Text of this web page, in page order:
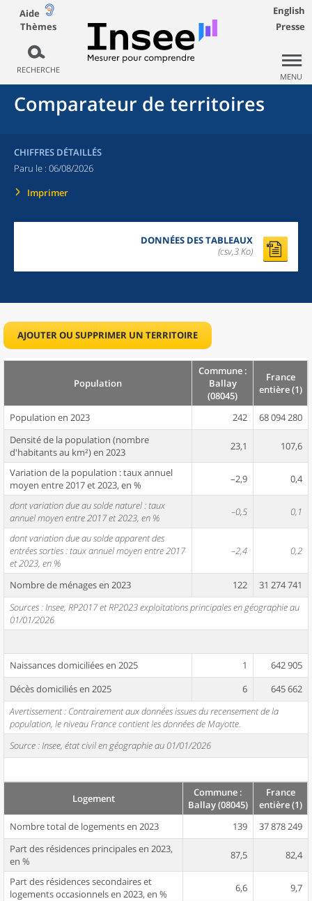
Aide
Thèmes
RECHERCHE
English
Presse
MENU
Comparateur de territoires
CHIFFRES DÉTAILLÉS
Paru le : 06/08/2026
Imprimer
DONNÉES DES TABLEAUX
(csv,3 Ko)
AJOUTER OU SUPPRIMER UN TERRITOIRE
Population
Commune :
Ballay
(08045)
France
entière (1)
Population en 2023 242
68 094 280
Densité de la population (nombre
d'habitants au km²) en 2023
23,1 107,6
Variation de la population : taux annuel
moyen entre 2017 et 2023, en %
–2,9 0,4
dont variation due au solde naturel : taux
annuel moyen entre 2017 et 2023, en %
–0,5 0,1
dont variation due au solde apparent des
entrées sorties : taux annuel moyen entre 2017
et 2023, en %
–2,4 0,2
Nombre de ménages en 2023 122
31 274 741
Sources : Insee, RP2017 et RP2023 exploitations principales en géographie au
01/01/2026
Naissances domiciliées en 2025 1
642 905
Décès domiciliés en 2025
6
645 662
Avertissement : Contrairement aux données issues du recensement de la
population, le niveau France contient les données de Mayotte.
Source : Insee, état civil en géographie au 01/01/2026
Logement
Commune :
Ballay (08045)
France
entière (1)
Nombre total de logements en 2023
139
37 878 249
Part des résidences principales en 2023,
en %
87,5 82,4
Part des résidences secondaires et
logements occasionnels en 2023, en %
6,6 9,7